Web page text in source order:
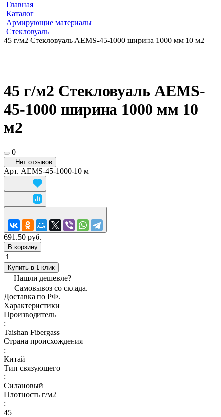
Главная
Каталог
Армирующие материалы
Стекловуаль
45 г/м2 Стекловуаль AEMS-45-1000 ширина 1000 мм 10 м2
45 г/м2 Стекловуаль AEMS-
45-1000 ширина 1000 мм 10
м2
0
Нет отзывов
Арт. AEMS-45-1000-10 м
691.50 руб.
В корзину
Купить в 1 клик
Нашли дешевле?
Самовывоз со склада.
Доставка по РФ.
Характеристики
Производитель
:
Taishan Fibergass
Страна происхождения
:
Китай
Тип связующего
:
Силановый
Плотность г/м2
:
45